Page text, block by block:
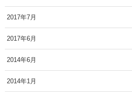
2017年7月
2017年6月
2014年6月
2014年1月